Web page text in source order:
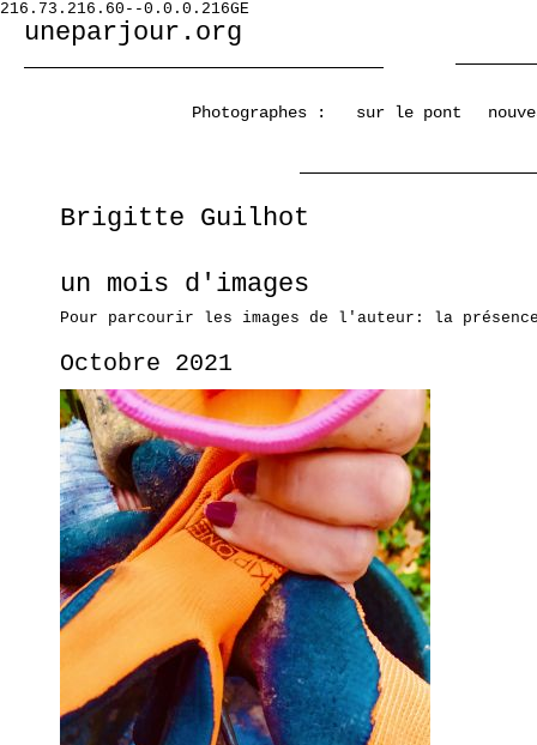
216.73.216.60--0.0.0.216GE
uneparjour.org
Photographes : sur le pont
Brigitte Guilhot
un mois d'images
Pour parcourir les images de l'auteur: la
Octobre 2021